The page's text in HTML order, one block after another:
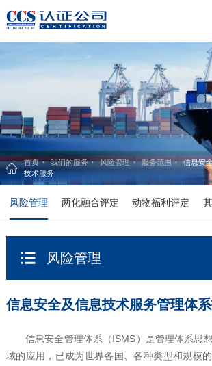
首页 我们的服务 风险管理 服务范围
信息安
技术服务
风险管理 两化融合评定 动物福利评定
风险管理
信息安全及信息技术服务管理体
信息安全管理体系（ISMS）是管理体系思
域的应用，已成为世界各国、各种类型和规模